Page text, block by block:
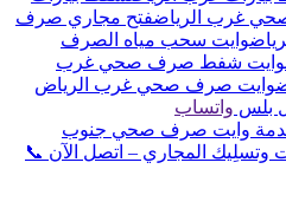
غرب الرياضفتح مجاري صرف
وايت سحب مياه الصرف
وايت شفط صرف صحي غرب
وايت صرف صحي غرب الرياض
بلس واتساب
على خدمة وايت صرف صحي جنوب
وتسلِيك المجاري – اتصل الآن 📞